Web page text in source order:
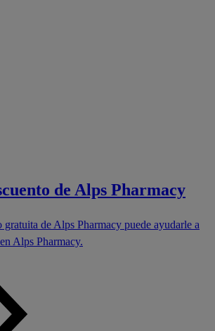
de Alps Pharmacy
gratuita de Alps Pharmacy puede ayudarle a
Alps Pharmacy.